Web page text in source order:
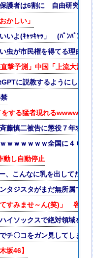
護者は6割に 自由研究を
かしい」
いよ(ｷｬｯｷｬｯ」 (ﾊﾟﾝﾊﾟﾝ
虫が市民権を得てる理由w
撃予測」中国「上流大洪
に説教するようにして
をする猛者現れるwwww
藤慎二被告に懲役７年求
ｗｗｗｗｗｗ全国に４００
動し自動停止
、こんなに乳を出してたの
タジスタがまだ無所属で
すみませ～ん(笑)」 客
イソックスで絶対領域を
チ〇コをガン見してしま
坂46】